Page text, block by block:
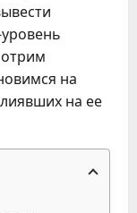
на
на ее